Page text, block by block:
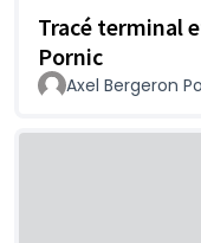
Tracé terminal
Pornic
Axel Bergeron